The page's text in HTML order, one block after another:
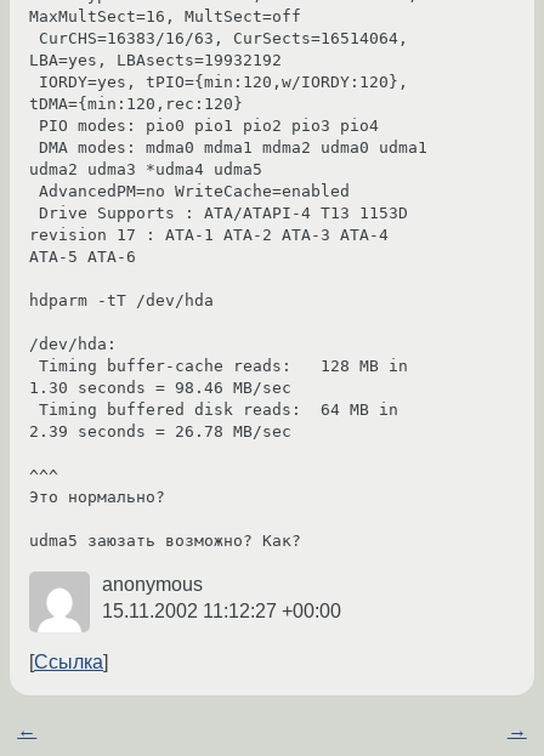
MaxMultSect=16, MultSect=off
LBA=yes, LBAsects=19932192
tDMA={min:120,rec:120}
udma2 udma3 *udma4 udma5
revision 17 : ATA-1 ATA-2 ATA-3 ATA-4
ATA-5 ATA-6
hdparm -tT /dev/hda
/dev/hda:
1.30 seconds = 98.46 MB/sec
2.39 seconds = 26.78 MB/sec
^^^
Это нормально?
anonymous
15.11.2002 11:12:27 +00:00
Ссылка
← →